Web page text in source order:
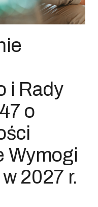
i Rady
o
Wymogi
2027 r.